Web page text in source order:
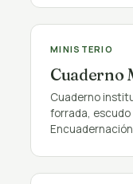
PÚBLICO
MINISTERIO
Cuaderno
Cuaderno
forrada, escudo